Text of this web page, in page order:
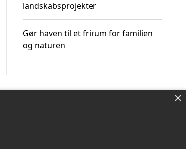
landskabsprojekter
Gør haven til et frirum for familien
og naturen
×